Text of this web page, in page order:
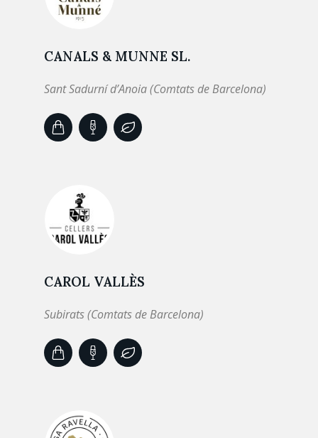
CANALS & MUNNE SL.
Sant Sadurní d’Anoia (Comtats de Barcelona)
CAROL VALLÈS
Subirats (Comtats de Barcelona)